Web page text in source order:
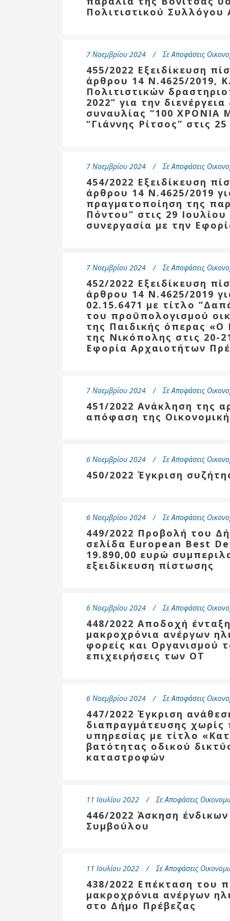
Επιτροπή
Αθλητικές
Υποδομές
Αθλητικές
Εκδηλώσεις
Δημοτική
Δήμου
Κέντρο δια
Μάθησης
Πολιτιστικού
7 Νοεμβρίου 2024 Σε Αποφάσεις
455/2022 Εξειδίκευση
άρθρου 14 Ν.4625/2019,
Πολιτιστικών
2022” για την
συναυλίας “100 ΧΡΟΝΙΑ
“Γιάννης Ρίτσος” στις
7 Νοεμβρίου 2024 Σε Αποφάσεις
454/2022 Εξειδίκευση
άρθρου 14 Ν.4625/2019
πραγματοποίηση της
Πόντου” στις 29
συνεργασία με την
7 Νοεμβρίου 2024 Σε Αποφάσεις
452/2022 Εξειδίκευση
άρθρου 14 Ν.4625/2019
02.15.6471 με τίτλο
του προϋπολογισμού
της Παιδικής όπερας
της Νικόπολης στις 20-
Εφορία Αρχαιοτήτων
7 Νοεμβρίου 2024 Σε Αποφάσεις
451/2022 Ανάκληση της
απόφαση της
6 Νοεμβρίου 2024 Σε Αποφάσεις
450/2022 Έγκριση
6 Νοεμβρίου 2024 Σε Αποφάσεις
449/2022 Προβολή του
σελίδα European Best
19.890,00 ευρώ
εξειδίκευση πίστωσης
6 Νοεμβρίου 2024 Σε Αποφάσεις
448/2022 Αποδοχή
μακροχρόνια ανέργων
φορείς και Οργανισμού
επιχειρήσεις των ΟΤ
6 Νοεμβρίου 2024 Σε Αποφάσεις
447/2022 Έγκριση
διαπραγμάτευσης
υπηρεσίας με τίτλο
βατότητας οδικού
καταστροφών
11 Ιουλίου 2022 Σε Αποφάσεις
446/2022 Άσκηση
Συμβούλου
11 Ιουλίου 2022 Σε Αποφάσεις
438/2022 Επέκταση του
μακροχρόνια ανέργων
στο Δήμο Πρέβεζας